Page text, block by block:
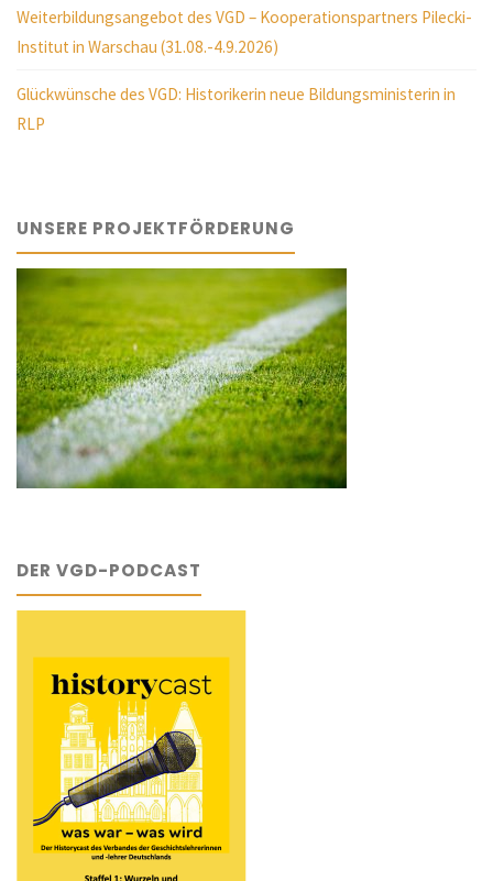
Weiterbildungsangebot des VGD – Kooperationspartners Pilecki-
Institut in Warschau (31.08.-4.9.2026)
Glückwünsche des VGD: Historikerin neue Bildungsministerin in
RLP
UNSERE PROJEKTFÖRDERUNG
DER VGD-PODCAST